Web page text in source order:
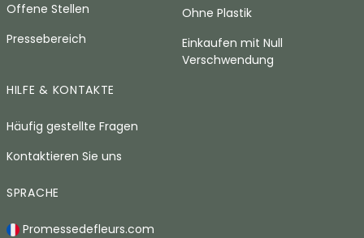
Offene Stellen
Pressebereich
Ohne Plastik
Einkaufen mit Null
Verschwendung
HILFE & KONTAKTE
Häufig gestellte Fragen
Kontaktieren Sie uns
SPRACHE
Promessedefleurs.com